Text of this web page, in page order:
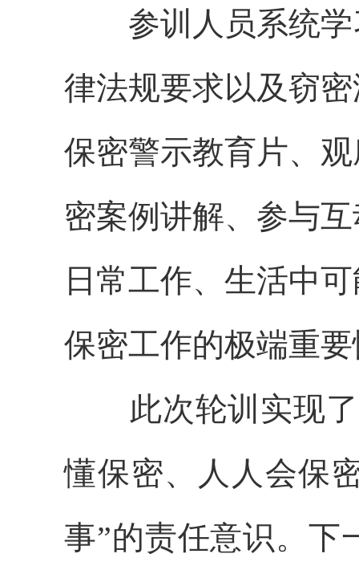
参训人员系统
律法规要求以及窃
保密警示教育片、
密案例 讲解、 参与
日常工作、生活中
保密工作的极端重
此次轮训实现
懂保密、人人会保
事”的责任意识。下